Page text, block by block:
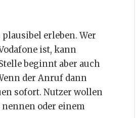
erleben. Wer
ist, kann
beginnt aber auch
der Anruf dann
sofort. Nutzer wollen
oder einem